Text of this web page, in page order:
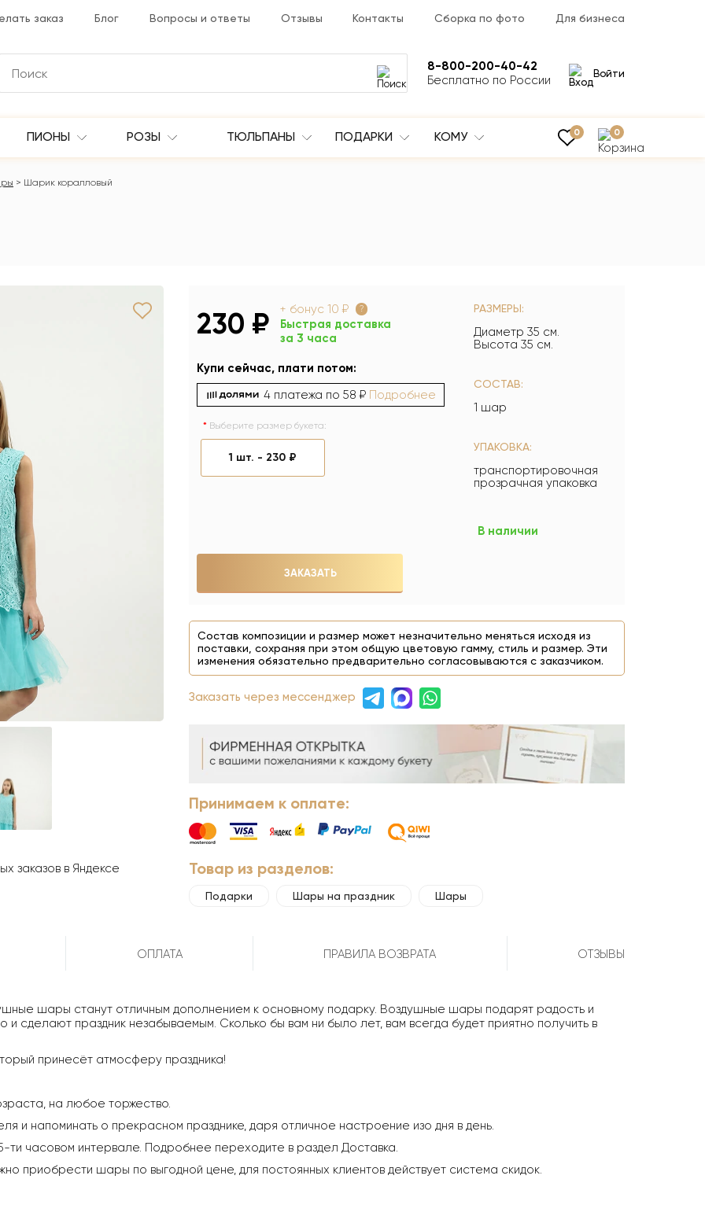
заказ Блог Вопросы и ответы Отзывы Контакты Сборка по фото Для бизнеса
8-800-200-40-42
Бесплатно по России
Войти
ПИОНЫ РОЗЫ ТЮЛЬПАНЫ ПОДАРКИ КОМУ 0 0
Шарик коралловый
На фото 1 шт. - 230 ₽
заказов в Яндексе
230 ₽ + бонус 10 ₽ ?
Быстрая доставка
за 3 часа
Купи сейчас, плати потом:
4 платежа по 58 ₽ Подробнее
Выберите размер букета:
1 шт. - 230 ₽
РАЗМЕРЫ:
Диаметр 35 см.
Высота 35 см.
СОСТАВ:
1 шар
УПАКОВКА:
транспортировочная
прозрачная упаковка
В наличии
ЗАКАЗАТЬ
Состав композиции и размер может незначительно меняться исходя из
поставки, сохраняя при этом общую цветовую гамму, стиль и размер. Эти
изменения обязательно предварительно согласовываются с заказчиком.
Заказать через мессенджер
Принимаем к оплате:
Товар из разделов:
Подарки Шары на праздник Шары
ОПЛАТА ПРАВИЛА ВОЗВРАТА ОТЗЫВЫ
шары станут отличным дополнением к основному подарку. Воздушные шары подарят радость и
сделают праздник незабываемым. Сколько бы вам ни было лет, вам всегда будет приятно получить в
принесёт атмосферу праздника!
на любое торжество.
и напоминать о прекрасном празднике, даря отличное настроение изо дня в день.
часовом интервале. Подробнее переходите в раздел Доставка.
приобрести шары по выгодной цене, для постоянных клиентов действует система скидок.